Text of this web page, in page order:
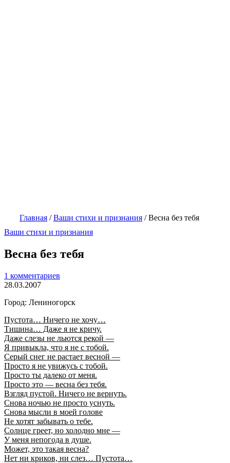
Главная /Ваши стихи и признания /Весна без тебя
Ваши стихи и признания
Весна без тебя
1 комментариев
28.03.2007
Город: Лениногорск
Пустота… Ничего не хочу…
Тишина… Даже я не кричу.
Даже слезы не льются рекой —
Я привыкла, что я не с тобой.
Серый снег не растает весной —
Просто я не увижусь с тобой.
Просто ты далеко от меня.
Просто это — весна без тебя.
Взгляд пустой. Ничего не вернуть.
Снова ночью не просто уснуть.
Снова мысли в моей голове
Не хотят забывать о тебе.
Солнце греет, но холодно мне —
У меня непогода в душе.
Может, это такая весна?
Нет ни криков, ни слез… Пустота…